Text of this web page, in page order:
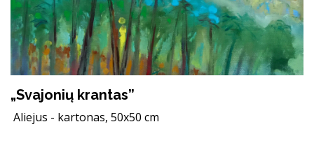
„Svajonių krantas”
Aliejus - kartonas, 50x50 cm